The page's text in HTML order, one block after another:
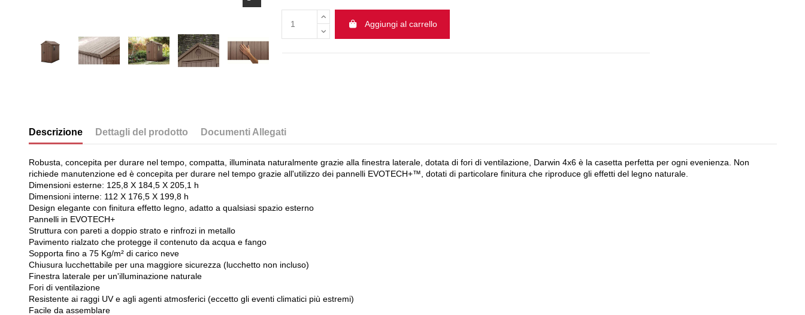
Aggiungi al carrello
Descrizione Dettagli del prodotto Documenti Allegati
Robusta, concepita per durare nel tempo, compatta, illuminata naturalmente grazie alla finestra laterale, dotata di fori di ventilazione, Darwin 4x6 è la casetta perfetta per ogni evenienza. Non
richiede manutenzione ed è concepita per durare nel tempo grazie all'utilizzo dei pannelli EVOTECH+™, dotati di particolare finitura che riproduce gli effetti del legno naturale.
Dimensioni esterne: 125,8 X 184,5 X 205,1 h
Dimensioni interne: 112 X 176,5 X 199,8 h
Design elegante con finitura effetto legno, adatto a qualsiasi spazio esterno
Pannelli in EVOTECH+
Struttura con pareti a doppio strato e rinfrozi in metallo
Pavimento rialzato che protegge il contenuto da acqua e fango
Sopporta fino a 75 Kg/m² di carico neve
Chiusura lucchettabile per una maggiore sicurezza (lucchetto non incluso)
Finestra laterale per un'illuminazione naturale
Fori di ventilazione
Resistente ai raggi UV e agli agenti atmosferici (eccetto gli eventi climatici più estremi)
Facile da assemblare